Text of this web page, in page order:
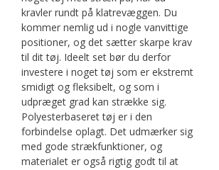
kravler rundt på klatrevæggen. Du
kommer nemlig ud i nogle vanvittige
positioner, og det sætter skarpe krav
til dit tøj. Ideelt set bør du derfor
investere i noget tøj som er ekstremt
smidigt og fleksibelt, og som i
udpræget grad kan strække sig.
Polyesterbaseret tøj er i den
forbindelse oplagt. Det udmærker sig
med gode strækfunktioner, og
materialet er også rigtig godt til at